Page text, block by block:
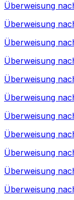
Überweisung
Überweisung
Überweisung
Überweisung
Überweisung
Überweisung
Überweisung
Überweisung
Überweisung
Überweisung
Überweisung